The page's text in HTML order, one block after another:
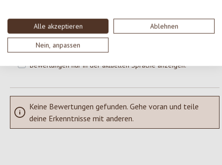
Alle akzeptieren Ablehnen
Nein, anpassen
SCHREIBE EINE BEWERTUNG
Bewertungen nur in der aktuellen Sprache anzeigen.
Keine Bewertungen gefunden. Gehe voran und teile
deine Erkenntnisse mit anderen.